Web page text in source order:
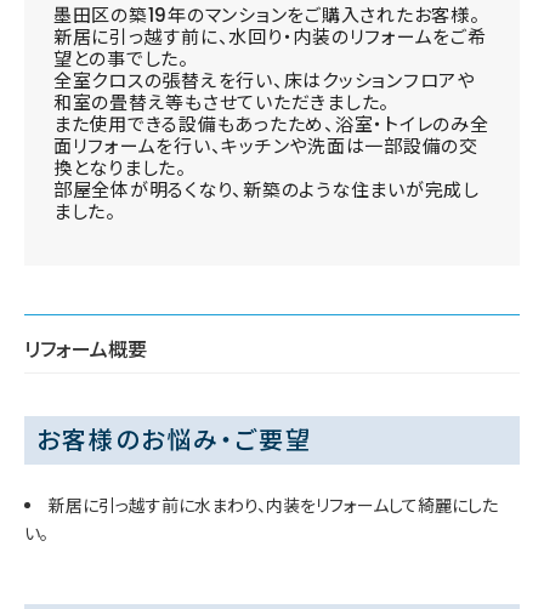
墨田区の築19年のマンションをご購入されたお客様。
新居に引っ越す前に、水回り・内装のリフォームをご希
望との事でした。
全室クロスの張替えを行い、床はクッションフロアや
和室の畳替え等もさせていただきました。
また使用できる設備もあったため、浴室・トイレのみ全
面リフォームを行い、キッチンや洗面は一部設備の交
換となりました。
部屋全体が明るくなり、新築のような住まいが完成し
ました。
リフォーム概要
お客様のお悩み・ご要望
新居に引っ越す前に水まわり、内装をリフォームして綺麗にした
い。